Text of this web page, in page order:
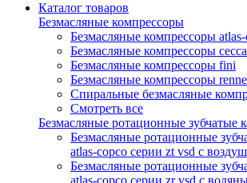
Каталог товаров
Безмасляные компрессоры
Безмасляные компрессоры
Безмасляные компрессоры
Безмасляные компрессоры fini
Безмасляные компрессоры
Спиральные безмасляные
Смотреть все
Безмасляные ротационные зубчатые
Безмасляные ротационные
atlas-copco серии zt vsd с
Безмасляные ротационные
atlas-copco серии zr vsd с